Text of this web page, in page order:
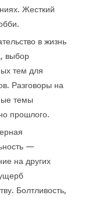
Жесткий
в жизнь
выбор
тем для
Разговоры на
темы
прошлого.
—
на других
Болтливость,